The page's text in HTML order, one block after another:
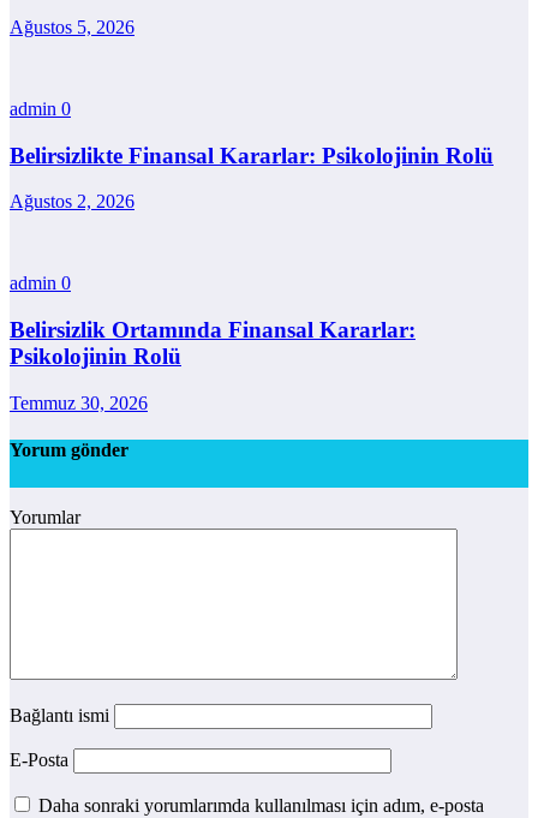
Ağustos 5, 2026
admin 0
Belirsizlikte Finansal Kararlar: Psikolojinin Rolü
Ağustos 2, 2026
admin 0
Belirsizlik Ortamında Finansal Kararlar:
Psikolojinin Rolü
Temmuz 30, 2026
Yorum gönder
Yorumlar
Bağlantı ismi
E-Posta
Daha sonraki yorumlarımda kullanılması için adım, e-posta